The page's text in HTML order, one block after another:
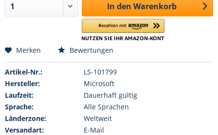
In den Warenkorb
Merken Bewertungen
Artikel-Nr.:
LS-101799
Hersteller:
Microsoft
Laufzeit:
Dauerhaft gültig
Sprache:
Alle Sprachen
Länderzone:
Weltweit
Versandart:
E-Mail